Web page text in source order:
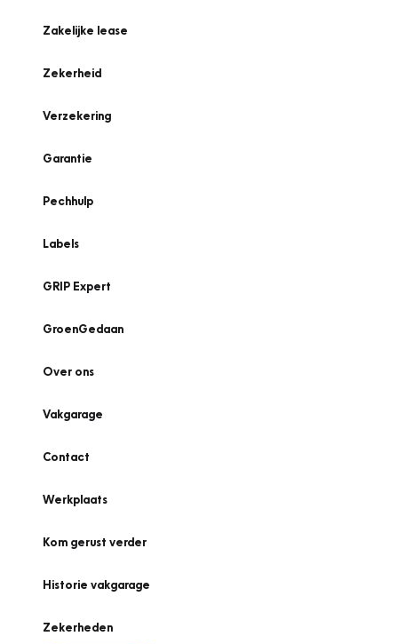
Zakelijke lease
Zekerheid
Verzekering
Garantie
Pechhulp
Labels
GRIP Expert
GroenGedaan
Over ons
Vakgarage
Contact
Werkplaats
Kom gerust verder
Historie vakgarage
Zekerheden